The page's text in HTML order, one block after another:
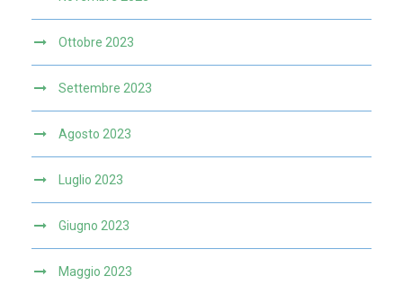
Ottobre 2023
Settembre 2023
Agosto 2023
Luglio 2023
Giugno 2023
Maggio 2023